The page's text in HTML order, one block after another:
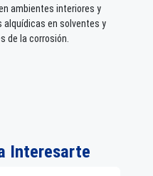
ambientes interiores y
alquídicas en solventes y
de la corrosión.
Interesarte